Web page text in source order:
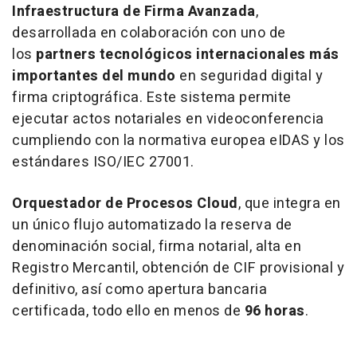
Infraestructura de Firma Avanzada,
desarrollada en colaboración con uno de
los partners tecnológicos internacionales más
importantes del mundo en seguridad digital y
firma criptográfica. Este sistema permite
ejecutar actos notariales en videoconferencia
cumpliendo con la normativa europea eIDAS y los
estándares ISO/IEC 27001.
Orquestador de Procesos Cloud, que integra en
un único flujo automatizado la reserva de
denominación social, firma notarial, alta en
Registro Mercantil, obtención de CIF provisional y
definitivo, así como apertura bancaria
certificada, todo ello en menos de 96 horas.